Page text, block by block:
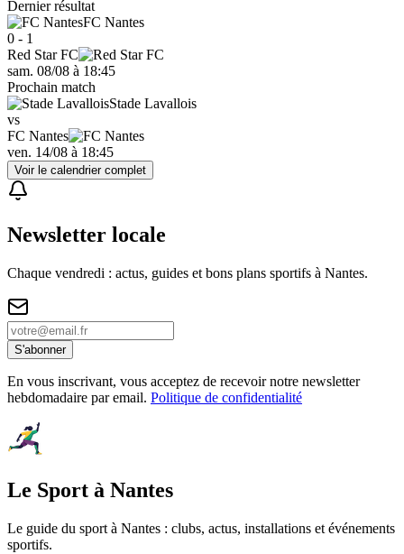
Dernier résultat
FC Nantes
0 - 1
Red Star FC
sam. 08/08 à 18:45
Prochain match
Stade Lavallois
vs
FC Nantes
ven. 14/08 à 18:45
Voir le calendrier complet
Newsletter locale
Chaque vendredi : actus, guides et bons plans sportifs à Nantes.
S'abonner
En vous inscrivant, vous acceptez de recevoir notre newsletter
hebdomadaire par email. Politique de confidentialité
Le Sport à Nantes
Le guide du sport à Nantes : clubs, actus, installations et événements
sportifs.